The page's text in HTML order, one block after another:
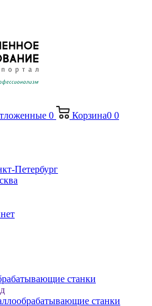
0 Корзина0 0
Петербург
станки
станки